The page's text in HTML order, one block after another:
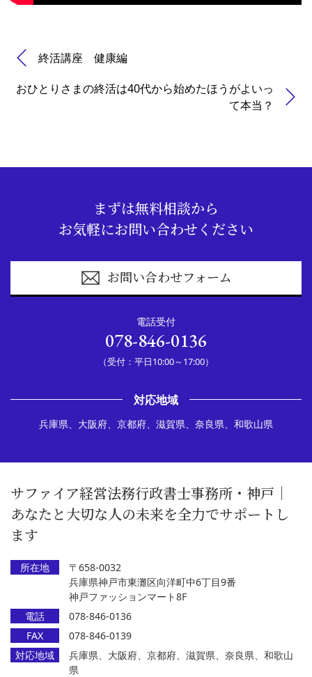
終活講座 健康編
おひとりさまの終活は40代から始めたほうがよいっ
て本当？
まずは無料相談から
お気軽にお問い合わせください
お問い合わせフォーム
電話受付
078-846-0136
（受付：平日10:00～17:00）
対応地域
兵庫県、大阪府、京都府、滋賀県、奈良県、和歌山県
サファイア経営法務行政書士事務所・神戸｜
あなたと大切な人の未来を全力でサポートし
ます
所在地
〒658-0032
兵庫県神戸市東灘区向洋町中6丁目9番
神戸ファッションマート8F
電話
078-846-0136
FAX
078-846-0139
対応地域
兵庫県、大阪府、京都府、滋賀県、奈良県、和歌山
県